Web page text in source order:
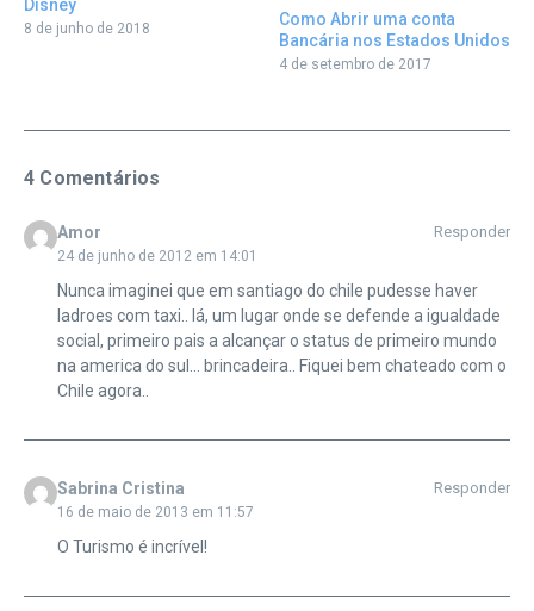
Disney
8 de junho de 2018
Como Abrir uma conta
Bancária nos Estados Unidos
4 de setembro de 2017
4 Comentários
Amor
24 de junho de 2012 em 14:01
Responder
Nunca imaginei que em santiago do chile pudesse haver
ladroes com taxi.. lá, um lugar onde se defende a igualdade
social, primeiro pais a alcançar o status de primeiro mundo
na america do sul… brincadeira.. Fiquei bem chateado com o
Chile agora..
Sabrina Cristina
16 de maio de 2013 em 11:57
Responder
O Turismo é incrível!